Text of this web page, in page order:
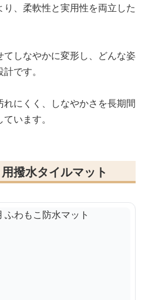
、柔軟性と実用性を両立した
しなやかに変形し、どんな姿
です。
にくく、しなやかさを長期間
います。
撥水タイルマット